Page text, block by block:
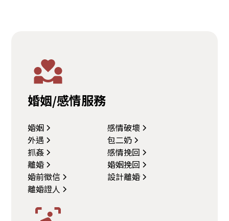
婚姻/感情服務
婚姻
感情破壞
外遇
包二奶
抓姦
感情挽回
離婚
婚姻挽回
婚前徵信
設計離婚
離婚證人